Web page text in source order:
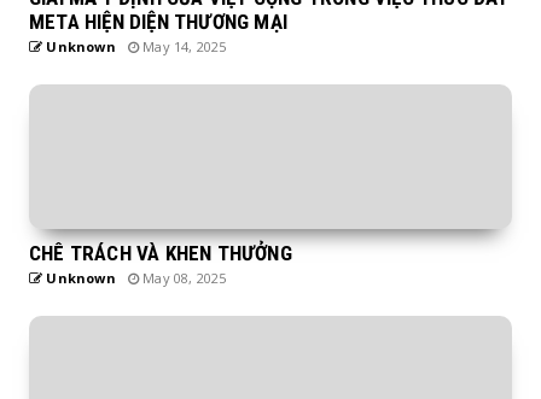
META HIỆN DIỆN THƯƠNG MẠI
Unknown May 14, 2025
CHÊ TRÁCH VÀ KHEN THƯỞNG
Unknown May 08, 2025